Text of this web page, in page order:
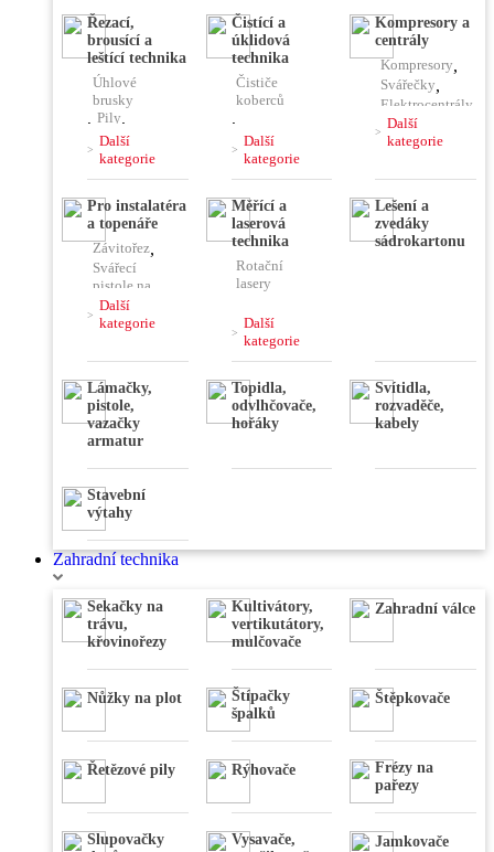
Vibrační
lišty
, Čerpadla
Ponorné
vibrátory
Míchačky
kladiva
,
Jádrové
vrtačky
Řezací,
brousící a
leštící technika
Úhlové
brusky
, Pily,
Rozbrušovací
pily
Hladičky,
Frézy,
Brusky,
Leštičky,
stříhačky
Další
kategorie
Čistící a
úklidová
technika
Čističe
koberců
,
Stavební
vysavače
podlah
,
Vysokotlaké
čističe
Další
kategorie
Kompresory a
centrály
Kompresory,
Svářečky,
Elektrocentrály
Pájky,
,
Plničky
klimatizace
Další
kategorie
Pro instalatéra
a topenáře
Závitořez,
Svářecí
pistole na
plast
,
kleště
Další
kategorie
Měřící a
laserová
technika
Rotační
lasery
Kombinovaný
laser
,
přístroje
, Váhy,
Úhloměry
Dálkoměry,
Další
kategorie
Lešení a
zvedáky
sádrokartonu
Lámačky,
pistole,
vazačky
armatur
Topidla,
odvlhčovače,
hořáky
Svítidla,
rozvaděče,
kabely
Stavební
výtahy
Zahradní technika
Sekačky na
trávu,
křovinořezy
Kultivátory,
vertikutátory,
mulčovače
Zahradní válce
Nůžky na plot
Štípačky
špalků
Štěpkovače
Řetězové pily Rýhovače
Frézy na
pařezy
Slupovačky
Vysavače,
Jamkovače